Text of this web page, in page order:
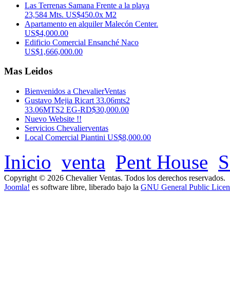
Las Terrenas Samana Frente a la playa
23,584 Mts. US$450.0x M2
Apartamento en alquiler Malecón Center.
US$4,000.00
Edificio Comercial Ensanché Naco
US$1,666,000.00
Mas Leidos
Bienvenidos a ChevalierVentas
Gustavo Mejia Ricart 33.06mts2
33.06MTS2 EG-RD$30,000.00
Nuevo Website !!
Servicios Chevalierventas
Local Comercial Piantini US$8,000.00
Inicio venta Pent House
Copyright © 2026 Chevalier Ventas. Todos los derechos reservados.
Joomla! es software libre, liberado bajo la GNU General Public